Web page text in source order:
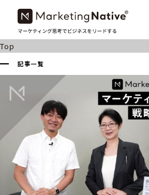
Top
記事一覧